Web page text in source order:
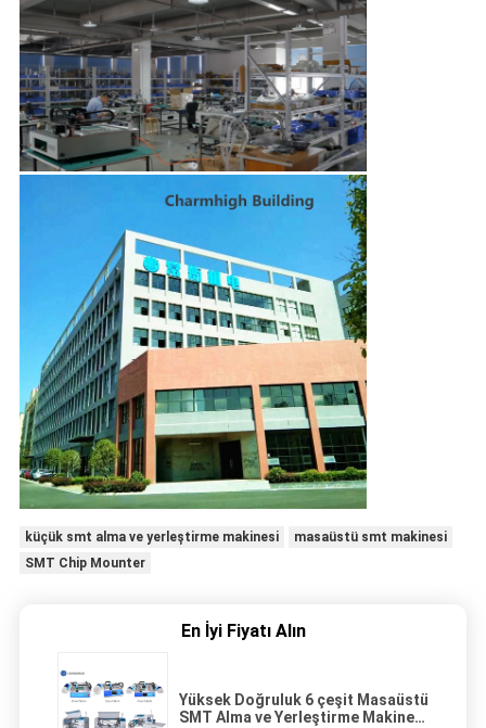
küçük smt alma ve yerleştirme makinesi
masaüstü smt makinesi
SMT Chip Mounter
En İyi Fiyatı Alın
Yüksek Doğruluk 6 çeşit Masaüstü
SMT Alma ve Yerleştirme Makinesi